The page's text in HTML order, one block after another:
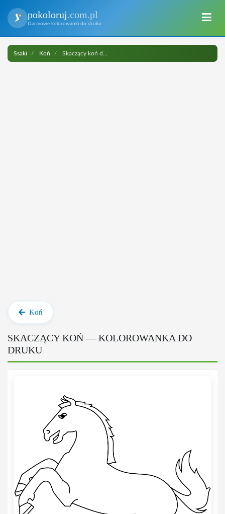
pokoloruj.com.pl
Darmowe kolorowanki do druku
Ssaki Koń Skaczący koń do druku
Koń
SKACZĄCY KOŃ — KOLOROWANKA DO
DRUKU